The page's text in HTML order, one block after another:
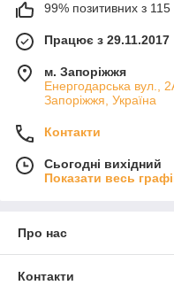
99% позитивних з 115
Працює з 29.11.2017
м. Запоріжжя
Енергодарська вул.,
Запоріжжя, Україна
Контакти
Сьогодні вихідний
Показати весь
Про нас
Контакти